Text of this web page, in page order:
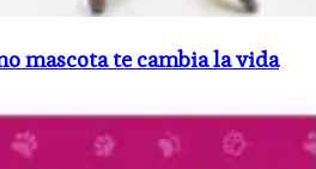
mascota te cambia la vida